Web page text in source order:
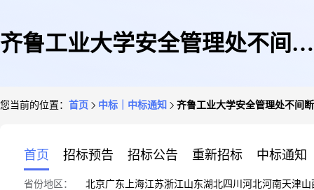
齐鲁工业大学安全管理处不间断
您当前的位置： 首页 中标｜中标通知 齐鲁工业大学安全管理处不间
首页 招标预告 招标公告 重新招标 中标通知
省份地区： 北京广东 上海江苏浙江山东湖北四川 河北河南天津山